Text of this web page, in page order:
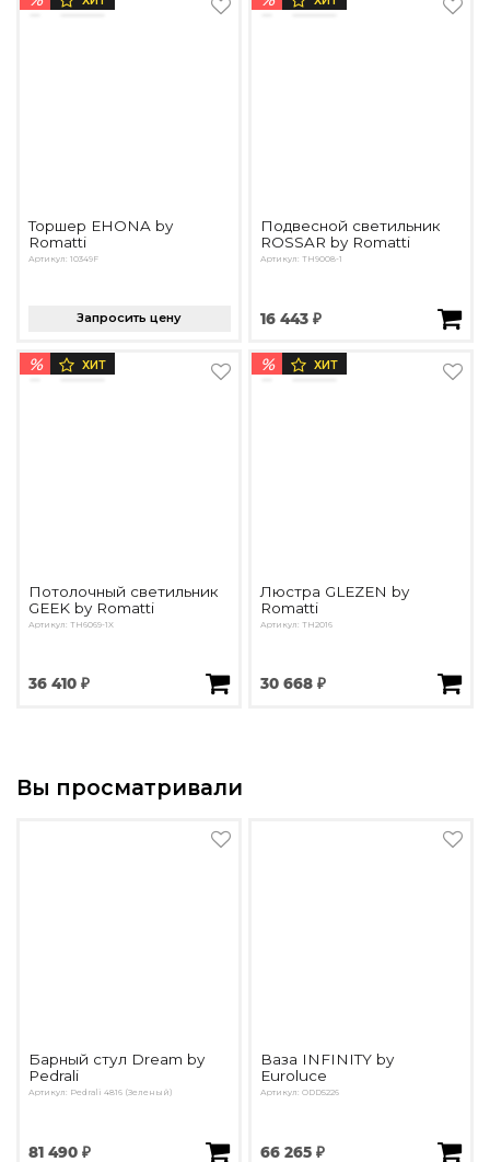
Торшер EHONA by
Romatti
Артикул: 10349F
Запросить цену
Подвесной светильник
ROSSAR by Romatti
Артикул: TH9008-1
16 443 ₽
% ХИТ
Потолочный светильник
GEEK by Romatti
Артикул: TH6069-1X
36 410 ₽
% ХИТ
Люстра GLEZEN by
Romatti
Артикул: TH2016
30 668 ₽
Вы просматривали
Барный стул Dream by
Pedrali
Артикул: Pedrali 4816 (Зеленый)
81 490 ₽
Ваза INFINITY by
Euroluce
Артикул: ODD5226
66 265 ₽